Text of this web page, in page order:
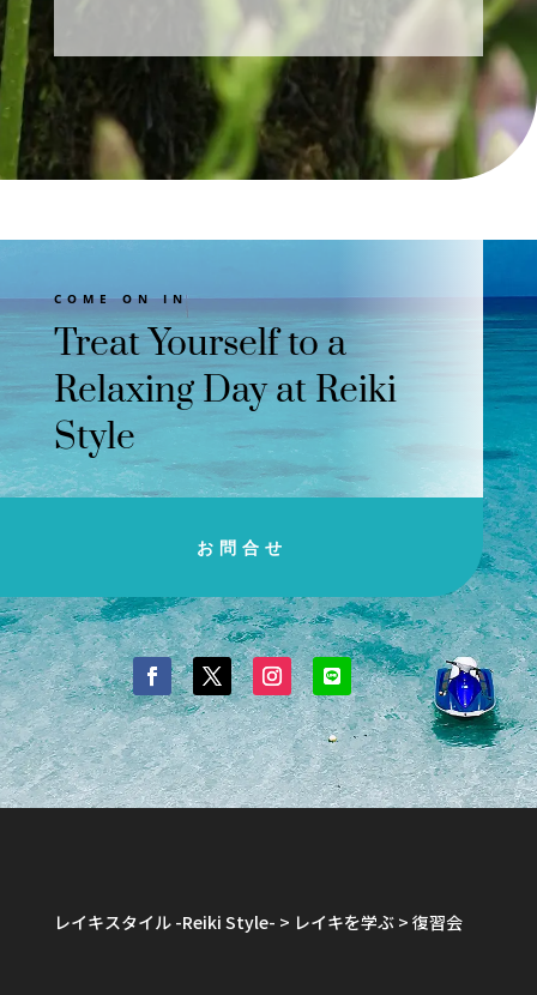
COME ON IN
Treat Yourself to a
Relaxing Day at Reiki
Style
お問合せ
レイキスタイル -Reiki Style- > レイキを学ぶ> 復習会